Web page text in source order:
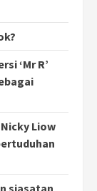
‘Mr R’
Liow
siasatan